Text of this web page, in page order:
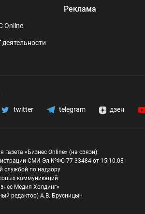
Online
Реклама
twitter telegram дзен
газета «Бизнес Online» (на связи)
СМИ Эл №ФС 77-33484 от 15.10.08
службой по надзору
коммуникаций
Медия Холдинг»
редактор) А.В. Брусницын